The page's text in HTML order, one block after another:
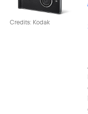
Credits: Kodak